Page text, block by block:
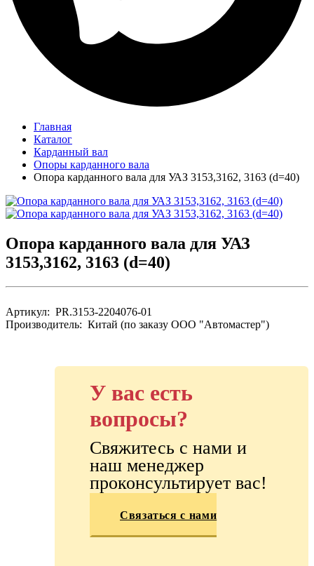
Главная
Каталог
Карданный вал
Опоры карданного вала
Опора карданного вала для УАЗ 3153,3162, 3163 (d=40)
Опора карданного вала для УАЗ
3153,3162, 3163 (d=40)
Артикул: PR.3153-2204076-01
Производитель: Китай (по заказу ООО "Автомастер")
У вас есть
вопросы?
Свяжитесь с нами и
наш менеджер
проконсультирует вас!
Связаться с нами